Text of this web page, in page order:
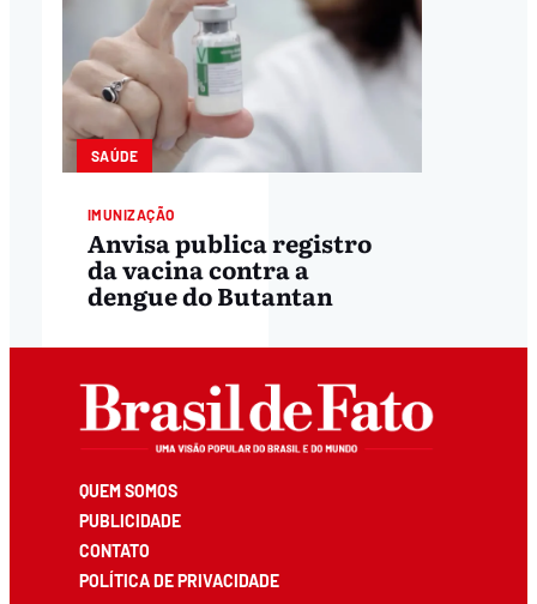
SAÚDE
IMUNIZAÇÃO
Anvisa publica registro
da vacina contra a
dengue do Butantan
QUEM SOMOS
PUBLICIDADE
CONTATO
POLÍTICA DE PRIVACIDADE